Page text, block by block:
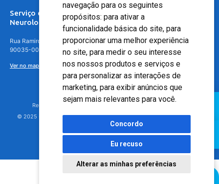
navegação para os seguintes
propósitos: para ativar a
funcionalidade básica do site, para
proporcionar uma melhor experiência
no site, para medir o seu interesse
nos nossos produtos e serviços e
para personalizar as interações de
marketing, para exibir anúncios que
sejam mais relevantes para você.
Concordo
Eu recuso
Alterar as minhas preferências
Serviço de
Neurologia
Rua Ramiro Barcelos, 630 – 5º andar – Floresta, Porto Alegre – RS,
90035-001
Ver no mapa
Responsável Técnico: Dr. Luiz Antonio Nasi - CREMERS 11217
© 2025 - Hospital Moinhos de Vento - Registro Empresa (CRM-RS): 425